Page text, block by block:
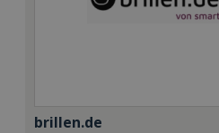
brillen.de